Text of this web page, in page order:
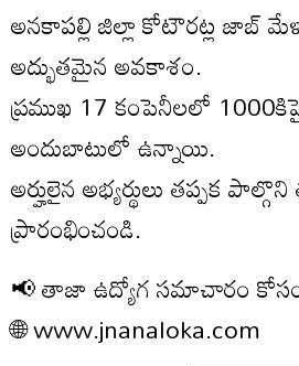
అనకాపల్లి జిల్లా కోటౌరట్ల జాబ్
అద్భుతమైన అవకాశం.
ప్రముఖ 17 కంపెనీలలో
అందుబాటులో ఉన్నాయి.
అర్హులైన అభ్యర్థులు తప్పక
ప్రారంభించండి.
📢 తాజా ఉద్యోగ సమాచారం కోసం
🌐 www.jnanaloka.com